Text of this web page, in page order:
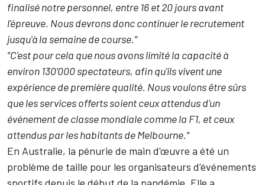
finalisé notre personnel, entre 16 et 20 jours avant
l'épreuve. Nous devrons donc continuer le recrutement
jusqu'à la semaine de course."
"C'est pour cela que nous avons limité la capacité à
environ 130'000 spectateurs, afin qu'ils vivent une
expérience de première qualité. Nous voulons être sûrs
que les services offerts soient ceux attendus d'un
événement de classe mondiale comme la F1, et ceux
attendus par les habitants de Melbourne."
En Australie, la pénurie de main d'œuvre a été un
problème de taille pour les organisateurs d'événements